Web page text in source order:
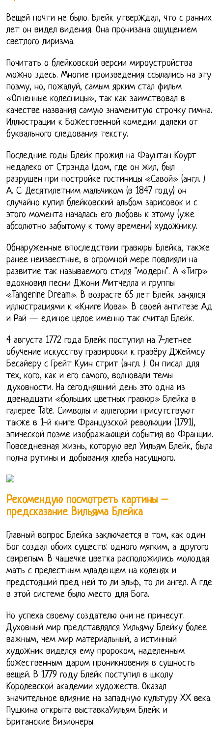
Вещей почти не было. Блейк утверждал, что с ранних
лет он видел видения. Она пронизана ощущением
светлого лиризма.
Почитать о блейковской версии мироустройства
можно здесь. Многие произведения ссылались на эту
поэму, но, пожалуй, самым ярким стал фильм
«Огненные колесницы», так как заимствовал в
качестве названия самую знаменитую строчку гимна.
Иллюстрации к Божественной комедии далеки от
буквального следования тексту.
Последние годы Блейк прожил на Фаунтан Коурт
недалеко от Стрэнда (дом, где он жил, был
разрушен при постройке гостиницы «Савой» (англ. ).
А. С. Десятилетним мальчиком (в 1847 году) он
случайно купил блейковский альбом зарисовок и с
этого момента началась его любовь к этому (уже
абсолютно забытому к тому времени) художнику.
Обнаруженные впоследствии гравюры Блейка, также
ранее неизвестные, в огромной мере повлияли на
развитие так называемого стиля "модерн". А «Тигр»
вдохновил песни Джони Митчелла и группы
«Tangerine Dream». В возрасте 65 лет Блейк занялся
иллюстрациями к «Книге Иова». В своей антитезе Ад
и Рай — единое целое именно так считал Блейк.
4 августа 1772 года Блейк поступил на 7-летнее
обучение искусству гравировки к гравёру Джеймсу
Бесайеру с Грейт Куин cтрит (англ. ). Он писал для
тех, кого, как и его самого, волновали темы
духовности. На сегодняшний день это одна из
двенадцати «больших цветных гравюр» Блейка в
галерее Tate. Символы и аллегории присутствуют
также в 1-й книге Французской революции (1791),
эпической поэме изображающей события во Франции.
Повседневная жизнь, которую вел Уильям Блейк, была
полна рутины и добывания хлеба насущного.
Рекомендую посмотреть картины –
предсказание Вильяма Блейка
Главный вопрос Блейка заключается в том, как один
Бог создал обоих существ: одного мягким, а другого
свирепым. В чашечке цветка расположились молодая
мать с прелестным младенцем на коленях и
предстоящий пред ней то ли эльф, то ли ангел. А где
в этой системе было место для Бога.
Но успеха своему создателю они не принесут.
Духовный мир представлялся Уильяму Блейку более
важным, чем мир материальный, а истинный
художник виделся ему пророком, наделенным
божественным даром проникновения в сущность
вещей. В 1779 году Блейк поступил в школу
Королевской академии художеств. Оказал
значительное влияние на западную культуру XX века.
Пушкина открыта выставкаУильям Блейк и
Британские Визионеры.